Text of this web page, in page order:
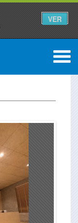
VER
0
Descargar